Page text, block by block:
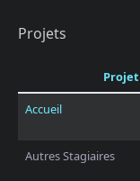
Projets
Projet
Accueil
Autres Stagiaires